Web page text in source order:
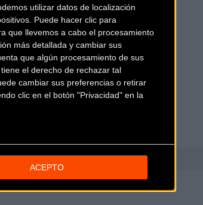
utilizar datos de localización
Puede hacer clic para
que llevemos a cabo el procesamiento
más detallada y cambiar sus
que algún procesamiento de sus
el derecho de rechazar tal
cambiar sus preferencias o retirar
clic en el botón "Privacidad" en la
ACEPTO